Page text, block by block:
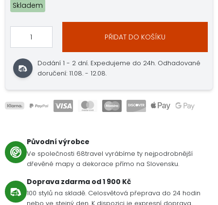
Skladem
PŘIDAT DO KOŠÍKU
Dodání 1 - 2 dní. Expedujeme do 24h. Odhadované
doručení: 11.08. - 12.08.
Původní výrobce
Ve společnosti 68travel vyrábíme ty nejpodrobnější
dřevěné mapy a dekorace přímo na Slovensku.
Doprava zdarma od 1 900 Kč
100 stylů na skladě. Celosvětová přeprava do 24 hodin